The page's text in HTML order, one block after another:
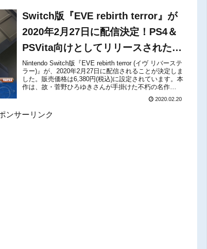
Switch版『EVE rebirth terror』が
2020年2月27日に配信決定！PS4＆
PSVita向けとしてリリースされた
EVERシリーズ最新作
Nintendo Switch版『EVE rebirth terror (イヴ リバーステ
ラー)』が、2020年2月27日に配信されることが決定しま
した。販売価格は6,380円(税込)に設定されています。本
作は、故・菅野ひろゆきさんが手掛けた不朽の名作
2020.02.20
ンサーリンク